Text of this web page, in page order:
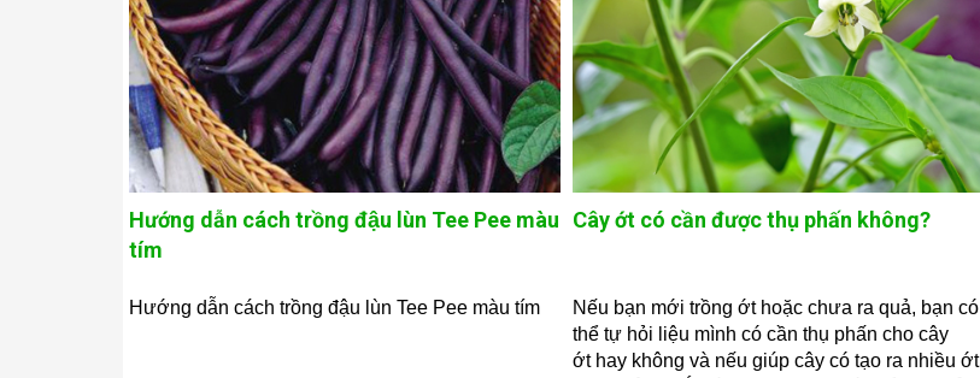
Hướng dẫn cách trồng đậu lùn Tee Pee màu
tím
Hướng dẫn cách trồng đậu lùn Tee Pee màu tím
Cây ớt có cần được thụ phấn không?
Nếu bạn mới trồng ớt hoặc chưa ra quả, bạn có
thể tự hỏi liệu mình có cần thụ phấn cho cây
ớt hay không và nếu giúp cây có tạo ra nhiều ớt